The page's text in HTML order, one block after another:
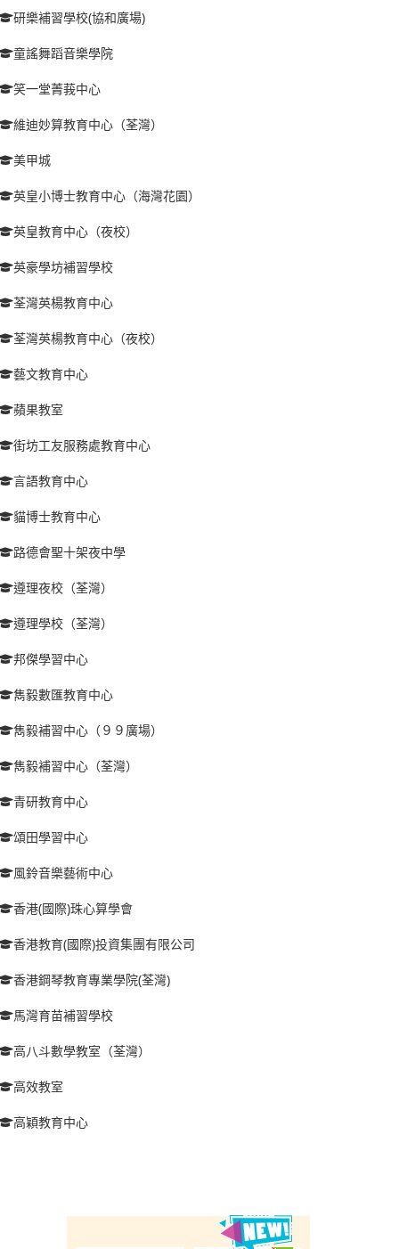
研樂補習學校(協和廣場)
童謠舞蹈音樂學院
笑一堂菁莪中心
維迪妙算教育中心（荃灣）
美甲城
英皇小博士教育中心（海灣花園）
英皇教育中心（夜校）
英豪學坊補習學校
荃灣英楊教育中心
荃灣英楊教育中心（夜校）
藝文教育中心
蘋果教室
街坊工友服務處教育中心
言語教育中心
貓博士教育中心
路德會聖十架夜中學
遵理夜校（荃灣）
遵理學校（荃灣）
邦傑學習中心
雋毅數匯教育中心
雋毅補習中心（９９廣場）
雋毅補習中心（荃灣）
青研教育中心
頌田學習中心
風鈴音樂藝術中心
香港(國際)珠心算學會
香港教育(國際)投資集團有限公司
香港鋼琴教育專業學院(荃灣)
馬灣育苗補習學校
高八斗數學教室（荃灣）
高效教室
高穎教育中心